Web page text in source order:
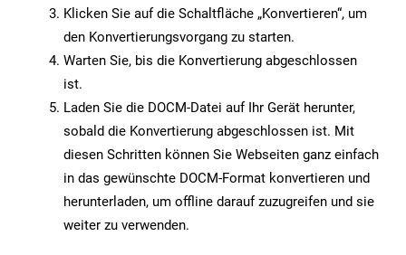
Klicken Sie auf die Schaltfläche „Konvertieren“, um
den Konvertierungsvorgang zu starten.
Warten Sie, bis die Konvertierung abgeschlossen
ist.
Laden Sie die DOCM-Datei auf Ihr Gerät herunter,
sobald die Konvertierung abgeschlossen ist. Mit
diesen Schritten können Sie Webseiten ganz einfach
in das gewünschte DOCM-Format konvertieren und
herunterladen, um offline darauf zuzugreifen und sie
weiter zu verwenden.